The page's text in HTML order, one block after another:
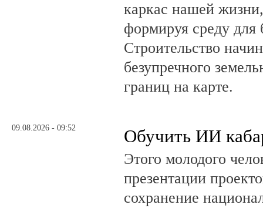
каркас нашей
формируя среду
Строительство
безупречного
границ на карте.
09.08.2026 - 09:52 Обучить ИИ
Этого молодого
презентации
сохранение